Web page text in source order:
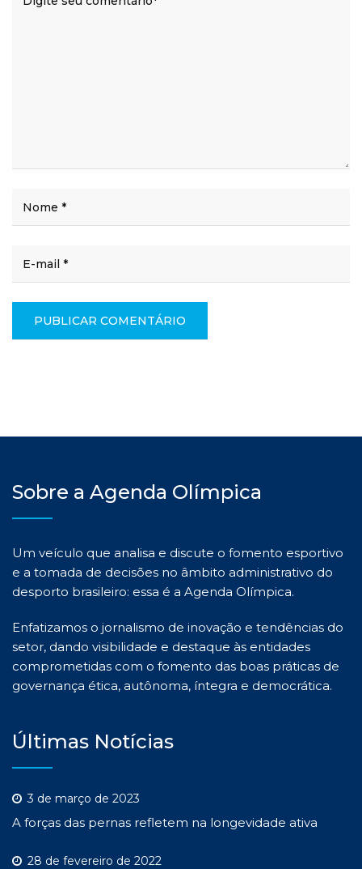
Sobre a Agenda Olímpica
Um veículo que analisa e discute o fomento esportivo
e a tomada de decisões no âmbito administrativo do
desporto brasileiro: essa é a Agenda Olímpica.
Enfatizamos o jornalismo de inovação e tendências do
setor, dando visibilidade e destaque às entidades
comprometidas com o fomento das boas práticas de
governança ética, autônoma, íntegra e democrática.
Últimas Notícias
3 de março de 2023
A forças das pernas refletem na longevidade ativa
28 de fevereiro de 2022